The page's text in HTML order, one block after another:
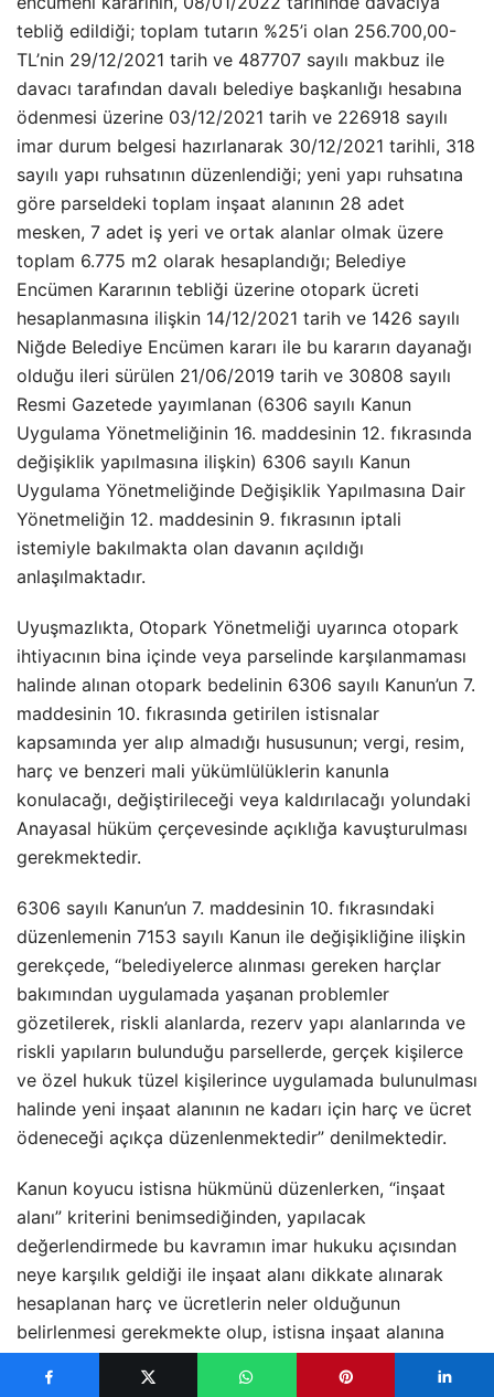
tebliğ edildiği; toplam tutarın %25’i olan 256.700,00-
TL’nin 29/12/2021 tarih ve 487707 sayılı makbuz ile
davacı tarafından davalı belediye başkanlığı hesabına
ödenmesi üzerine 03/12/2021 tarih ve 226918 sayılı
imar durum belgesi hazırlanarak 30/12/2021 tarihli, 318
sayılı yapı ruhsatının düzenlendiği; yeni yapı ruhsatına
göre parseldeki toplam inşaat alanının 28 adet
mesken, 7 adet iş yeri ve ortak alanlar olmak üzere
toplam 6.775 m2 olarak hesaplandığı; Belediye
Encümen Kararının tebliği üzerine otopark ücreti
hesaplanmasına ilişkin 14/12/2021 tarih ve 1426 sayılı
Niğde Belediye Encümen kararı ile bu kararın dayanağı
olduğu ileri sürülen 21/06/2019 tarih ve 30808 sayılı
Resmi Gazetede yayımlanan (6306 sayılı Kanun
Uygulama Yönetmeliğinin 16. maddesinin 12. fıkrasında
değişiklik yapılmasına ilişkin) 6306 sayılı Kanun
Uygulama Yönetmeliğinde Değişiklik Yapılmasına Dair
Yönetmeliğin 12. maddesinin 9. fıkrasının iptali
istemiyle bakılmakta olan davanın açıldığı
anlaşılmaktadır.
Uyuşmazlıkta, Otopark Yönetmeliği uyarınca otopark
ihtiyacının bina içinde veya parselinde karşılanmaması
halinde alınan otopark bedelinin 6306 sayılı Kanun’un 7.
maddesinin 10. fıkrasında getirilen istisnalar
kapsamında yer alıp almadığı hususunun; vergi, resim,
harç ve benzeri mali yükümlülüklerin kanunla
konulacağı, değiştirileceği veya kaldırılacağı yolundaki
Anayasal hüküm çerçevesinde açıklığa kavuşturulması
gerekmektedir.
6306 sayılı Kanun’un 7. maddesinin 10. fıkrasındaki
düzenlemenin 7153 sayılı Kanun ile değişikliğine ilişkin
gerekçede, “belediyelerce alınması gereken harçlar
bakımından uygulamada yaşanan problemler
gözetilerek, riskli alanlarda, rezerv yapı alanlarında ve
riskli yapıların bulunduğu parsellerde, gerçek kişilerce
ve özel hukuk tüzel kişilerince uygulamada bulunulması
halinde yeni inşaat alanının ne kadarı için harç ve ücret
ödeneceği açıkça düzenlenmektedir” denilmektedir.
Kanun koyucu istisna hükmünü düzenlerken, “inşaat
alanı” kriterini benimsediğinden, yapılacak
değerlendirmede bu kavramın imar hukuku açısından
neye karşılık geldiği ile inşaat alanı dikkate alınarak
hesaplanan harç ve ücretlerin neler olduğunun
belirlenmesi gerekmekte olup, istisna inşaat alanına
tanındığından bu hususun açıklığa kavuşturulması